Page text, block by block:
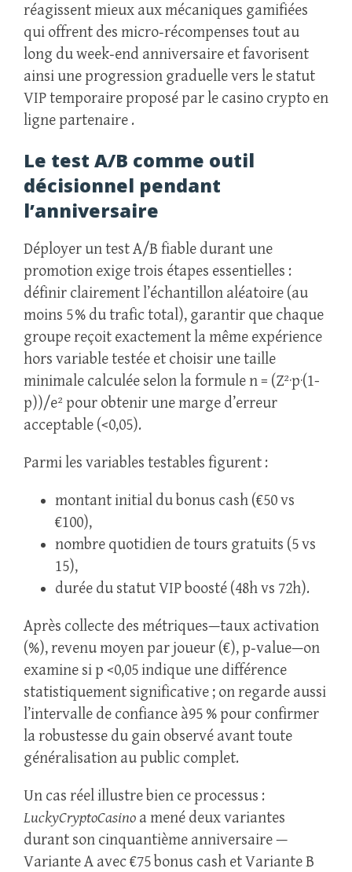
réagissent mieux aux mécaniques gamifiées
qui offrent des micro‑récompenses tout au
long du week‑end anniversaire et favorisent
ainsi une progression graduelle vers le statut
VIP temporaire proposé par le casino crypto en
ligne partenaire .
Le test A/B comme outil
décisionnel pendant
l’anniversaire
Déployer un test A/B fiable durant une
promotion exige trois étapes essentielles :
définir clairement l’échantillon aléatoire (au
moins 5 % du trafic total), garantir que chaque
groupe reçoit exactement la même expérience
hors variable testée et choisir une taille
minimale calculée selon la formule n = (Z²·p·(1-
p))/e² pour obtenir une marge d’erreur
acceptable (<0,05).
Parmi les variables testables figurent :
montant initial du bonus cash (€50 vs
€100),
nombre quotidien de tours gratuits (5 vs
15),
durée du statut VIP boosté (48h vs 72h).
Après collecte des métriques—taux activation
(%), revenu moyen par joueur (€), p‑value—on
examine si p <0,05 indique une différence
statistiquement significative ; on regarde aussi
l’intervalle de confiance à95 % pour confirmer
la robustesse du gain observé avant toute
généralisation au public complet.
Un cas réel illustre bien ce processus :
LuckyCryptoCasino a mené deux variantes
durant son cinquantième anniversaire —
Variante A avec €75 bonus cash et Variante B